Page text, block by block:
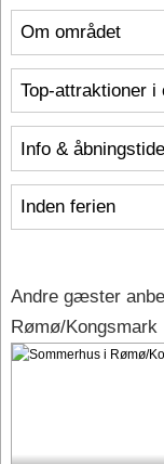
Om området
Info &
Inden ferien
Top-attraktioner i
Andre gæster
Rømø/Kongsmark